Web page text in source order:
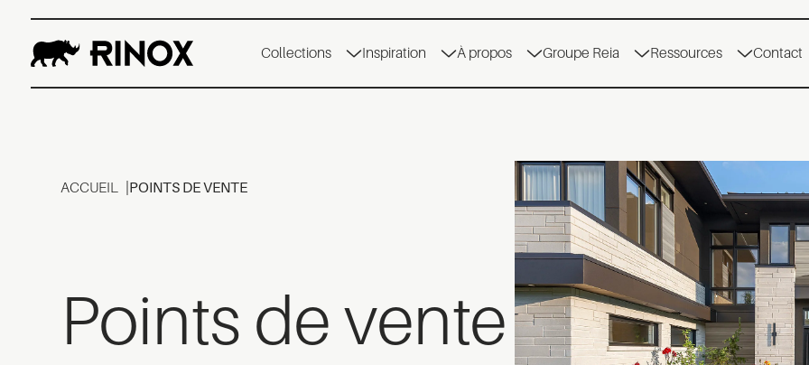
Collections Inspiration À propos Groupe Reia Ressources Contact
ACCUEIL POINTS DE VENTE
Points de vente